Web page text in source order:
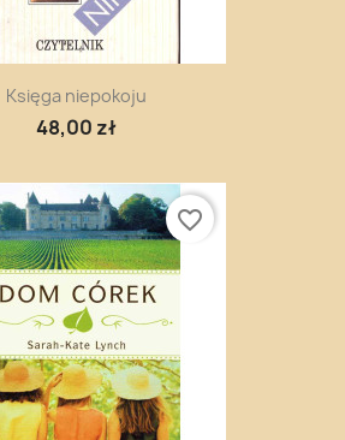
Księga niepokoju
48,00 zł
favorite_border